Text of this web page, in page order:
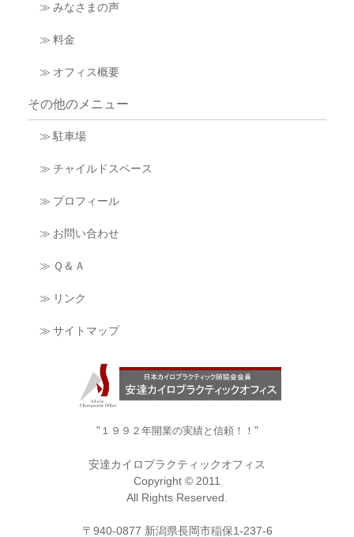
≫ みなさまの声
≫ 料金
≫ オフィス概要
その他のメニュー
≫ 駐車場
≫ チャイルドスペース
≫ プロフィール
≫ お問い合わせ
≫ Ｑ＆Ａ
≫ リンク
≫ サイトマップ
"１９９２年開業の実績と信頼！！"
安達カイロプラクティックオフィス
Copyright © 2011
All Rights Reserved.
〒940-0877 新潟県長岡市稲保1-237-6